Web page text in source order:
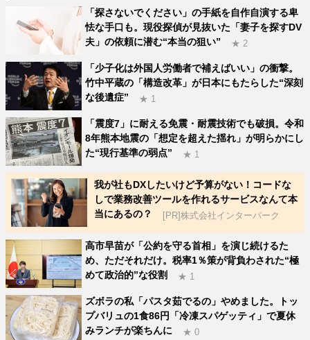
「探さないでください」の手紙を自作自演する卑
怯な手口も。現役探偵が見抜いた「妻子を探すDV
夫」の依頼に潜む“本当の狙い”
★ 2
「少子化は外国人労働者で補えばいい」の衝撃。
竹中平蔵の「構造改革」が日本にもたらした“深刻
な後遺症”
★ 1
「震度7」に耐える免震・耐震技術でも破損。令和
8年熊本地震の「想定を超えた揺れ」が明らかにし
た“現行基準の弱点”
★ 1
我が社もDXしたいけど予算がない！コードな
しで業務改善ツールを作れるサービスなんて本
当にあるの？
[PR]株式会社インターパーク
高市早苗が「公約を守る首相」を演じ続けるた
め、ただそれだけ。税率1％策が背負わされた“極
めて政治的”な役割
★ 1
ズボラの私「パスタ茹でるの」やめました。トッ
プバリュの1食86円「冷凍スパゲッティ」で夏休
みランチが楽ちんに
★ 0